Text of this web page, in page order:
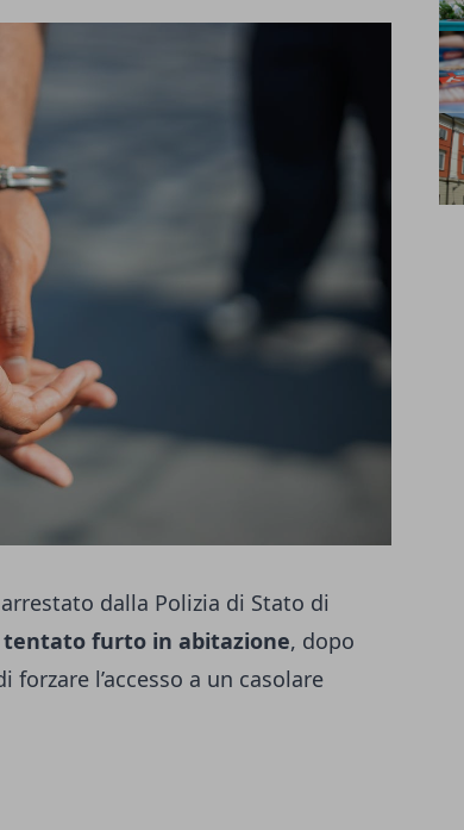
dalla Polizia di Stato di
tentato furto in abitazione, dopo
l’accesso a un casolare